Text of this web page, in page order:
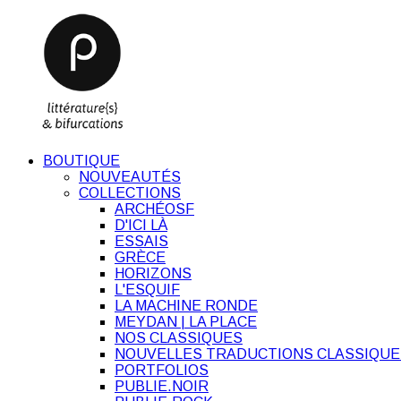
BOUTIQUE
NOUVEAUTÉS
COLLECTIONS
ARCHÉOSF
D'ICI LÀ
ESSAIS
GRÈCE
HORIZONS
L'ESQUIF
LA MACHINE RONDE
MEYDAN | LA PLACE
NOS CLASSIQUES
NOUVELLES TRADUCTIONS
PORTFOLIOS
PUBLIE.NOIR